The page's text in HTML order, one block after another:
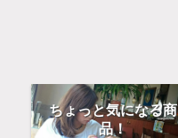
ちょっと気になる商
品！